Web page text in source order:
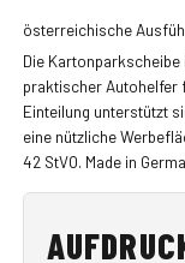
österreichische
Die
praktischer Autohelfer
Einteilung unterstützt
eine nützliche
42 StVO. Made in